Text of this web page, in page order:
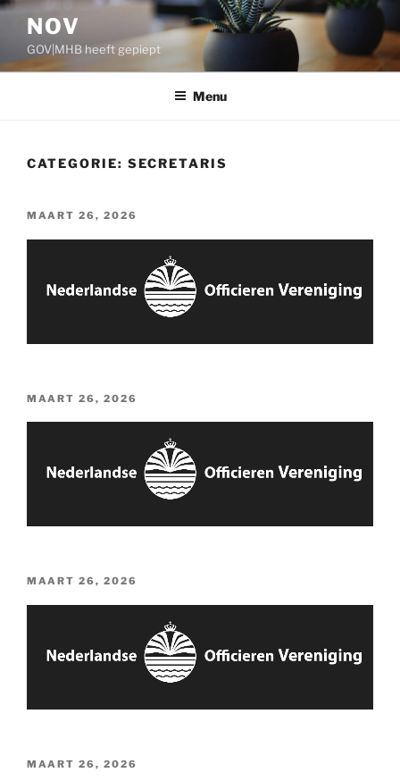
Ga
inhoud
NOV
GOV|MHB heeft gepiept
Menu
CATEGORIE: SECRETARIS
GEPLAATST
MAART 26, 2026
GEPLAATST
MAART 26, 2026
GEPLAATST
MAART 26, 2026
GEPLAATST
MAART 26, 2026